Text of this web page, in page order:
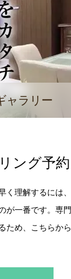
ャラリー
ング予約
く理解するには、
が一番です。専門
ため、こちらから